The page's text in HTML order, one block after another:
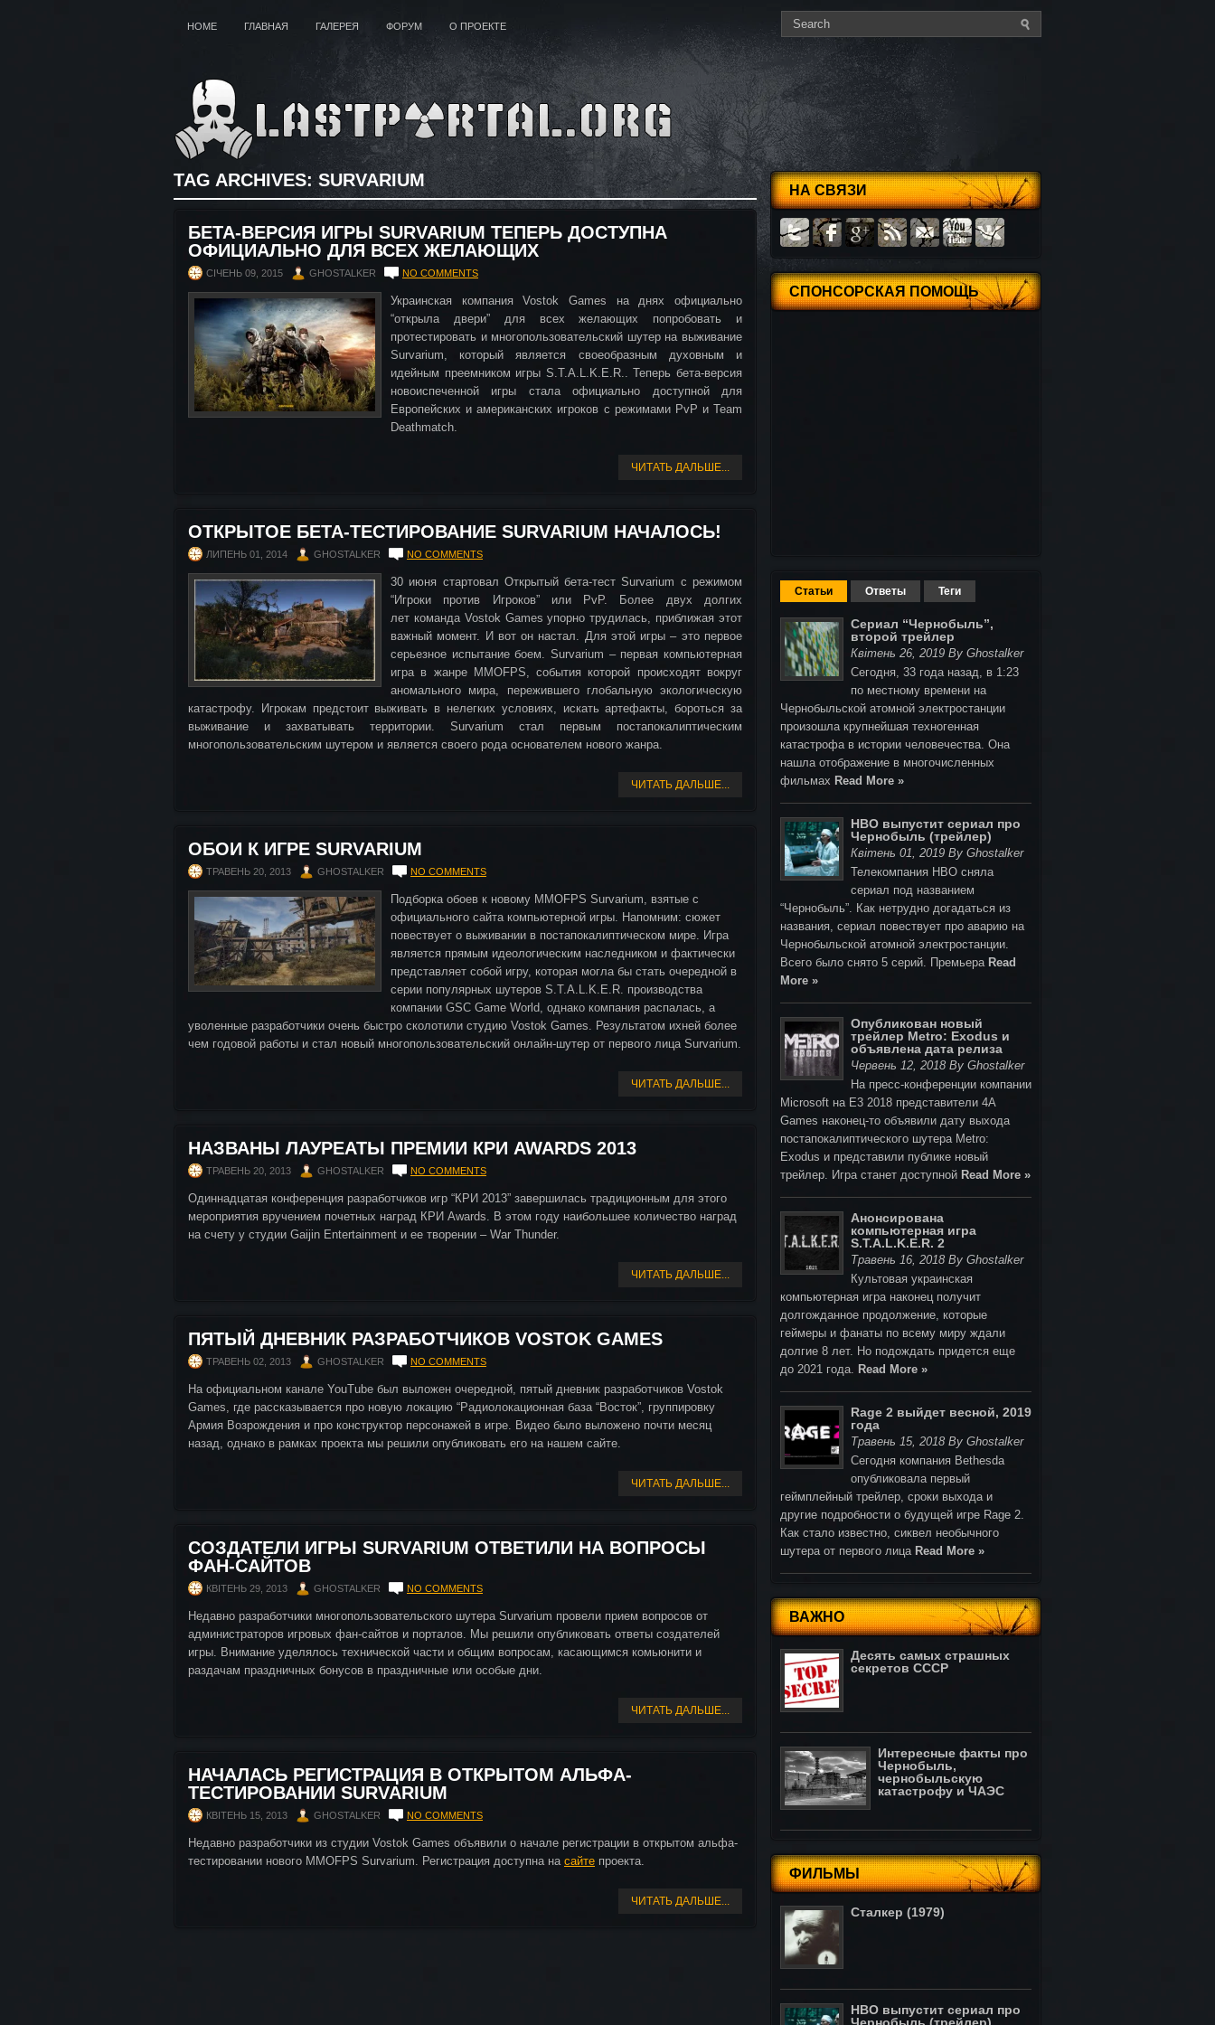
HOME ГЛАВНАЯ ГАЛЕРЕЯ ФОРУМ О ПРОЕКТЕ
TAG ARCHIVES: SURVARIUM
БЕТА-ВЕРСИЯ ИГРЫ SURVARIUM ТЕПЕРЬ ДОСТУПНА
ОФИЦИАЛЬНО ДЛЯ ВСЕХ ЖЕЛАЮЩИХ
СІЧЕНЬ 09, 2015 GHOSTALKER NO COMMENTS
Украинская компания Vostok Games на днях официально
“открыла двери” для всех желающих попробовать и
протестировать и многопользовательский шутер на выживание
Survarium, который является своеобразным духовным и
идейным преемником игры S.T.A.L.K.E.R.. Теперь бета-версия
новоиспеченной игры стала официально доступной для
Европейских и американских игроков с режимами PvP и Team
Deathmatch.
ЧИТАТЬ ДАЛЬШЕ...
ОТКРЫТОЕ БЕТА-ТЕСТИРОВАНИЕ SURVARIUM НАЧАЛОСЬ!
ЛИПЕНЬ 01, 2014 GHOSTALKER NO COMMENTS
30 июня стартовал Открытый бета-тест Survarium с режимом
“Игроки против Игроков” или PvP. Более двух долгих
лет команда Vostok Games упорно трудилась, приближая этот
важный момент. И вот он настал. Для этой игры – это первое
серьезное испытание боем. Survarium – первая компьютерная
игра в жанре MMOFPS, события которой происходят вокруг
аномального мира, пережившего глобальную экологическую
катастрофу. Игрокам предстоит выживать в нелегких условиях, искать артефакты, бороться за
выживание и захватывать территории. Survarium стал первым постапокалиптическим
многопользовательским шутером и является своего рода основателем нового жанра.
ЧИТАТЬ ДАЛЬШЕ...
ОБОИ К ИГРЕ SURVARIUM
ТРАВЕНЬ 20, 2013 GHOSTALKER NO COMMENTS
Подборка обоев к новому MMOFPS Survarium, взятые с
официального сайта компьютерной игры. Напомним: сюжет
повествует о выживании в постапокалиптическом мире. Игра
является прямым идеологическим наследником и фактически
представляет собой игру, которая могла бы стать очередной в
серии популярных шутеров S.T.A.L.K.E.R. производства
компании GSC Game World, однако компания распалась, а
уволенные разработчики очень быстро сколотили студию Vostok Games. Результатом ихней более
чем годовой работы и стал новый многопользовательский онлайн-шутер от первого лица Survarium.
ЧИТАТЬ ДАЛЬШЕ...
НАЗВАНЫ ЛАУРЕАТЫ ПРЕМИИ КРИ AWARDS 2013
ТРАВЕНЬ 20, 2013 GHOSTALKER NO COMMENTS
Одиннадцатая конференция разработчиков игр “КРИ 2013” завершилась традиционным для этого
мероприятия вручением почетных наград КРИ Awards. В этом году наибольшее количество наград
на счету у студии Gaijin Entertainment и ее творении – War Thunder.
ЧИТАТЬ ДАЛЬШЕ...
ПЯТЫЙ ДНЕВНИК РАЗРАБОТЧИКОВ VOSTOK GAMES
ТРАВЕНЬ 02, 2013 GHOSTALKER NO COMMENTS
На официальном канале YouTube был выложен очередной, пятый дневник разработчиков Vostok
Games, где рассказывается про новую локацию “Радиолокационная база “Восток”, группировку
Армия Возрождения и про конструктор персонажей в игре. Видео было выложено почти месяц
назад, однако в рамках проекта мы решили опубликовать его на нашем сайте.
ЧИТАТЬ ДАЛЬШЕ...
СОЗДАТЕЛИ ИГРЫ SURVARIUM ОТВЕТИЛИ НА ВОПРОСЫ
ФАН-САЙТОВ
КВІТЕНЬ 29, 2013 GHOSTALKER NO COMMENTS
Недавно разработчики многопользовательского шутера Survarium провели прием вопросов от
администраторов игровых фан-сайтов и порталов. Мы решили опубликовать ответы создателей
игры. Внимание уделялось технической части и общим вопросам, касающимся комьюнити и
раздачам праздничных бонусов в праздничные или особые дни.
ЧИТАТЬ ДАЛЬШЕ...
НАЧАЛАСЬ РЕГИСТРАЦИЯ В ОТКРЫТОМ АЛЬФА-
ТЕСТИРОВАНИИ SURVARIUM
КВІТЕНЬ 15, 2013 GHOSTALKER NO COMMENTS
Недавно разработчики из студии Vostok Games объявили о начале регистрации в открытом альфа-
тестировании нового MMOFPS Survarium. Регистрация доступна на сайте проекта.
ЧИТАТЬ ДАЛЬШЕ...
НА СВЯЗИ
СПОНСОРСКАЯ ПОМОЩЬ
Статьи Ответы Теги
Сериал “Чернобыль”,
второй трейлер
Квітень 26, 2019 By Ghostalker
Сегодня, 33 года назад, в 1:23
по местному времени на
Чернобыльской атомной электростанции
произошла крупнейшая техногенная
катастрофа в истории человечества. Она
нашла отображение в многочисленных
фильмах Read More »
HBO выпустит сериал про
Чернобыль (трейлер)
Квітень 01, 2019 By Ghostalker
Телекомпания HBO сняла
сериал под названием
“Чернобыль”. Как нетрудно догадаться из
названия, сериал повествует про аварию на
Чернобыльской атомной электростанции.
Всего было снято 5 серий. Премьера Read
More »
Опубликован новый
трейлер Metro: Exodus и
объявлена дата релиза
Червень 12, 2018 By Ghostalker
На пресс-конференции компании
Microsoft на E3 2018 представители 4A
Games наконец-то объявили дату выхода
постапокалиптического шутера Metro:
Exodus и представили публике новый
трейлер. Игра станет доступной Read More »
Анонсирована
компьютерная игра
S.T.A.L.K.E.R. 2
Травень 16, 2018 By Ghostalker
Культовая украинская
компьютерная игра наконец получит
долгожданное продолжение, которые
геймеры и фанаты по всему миру ждали
долгие 8 лет. Но подождать придется еще
до 2021 года. Read More »
Rage 2 выйдет весной, 2019
года
Травень 15, 2018 By Ghostalker
Cегодня компания Bethesda
опубликовала первый
геймплейный трейлер, сроки выхода и
другие подробности о будущей игре Rage 2.
Как стало известно, сиквел необычного
шутера от первого лица Read More »
ВАЖНО
Десять самых страшных
секретов СССР
Интересные факты про
Чернобыль,
чернобыльскую
катастрофу и ЧАЭС
ФИЛЬМЫ
Сталкер (1979)
HBO выпустит сериал про
Чернобыль (трейлер)